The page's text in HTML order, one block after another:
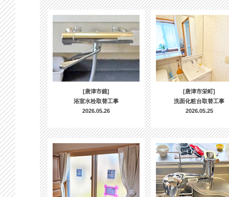
[唐津市鏡]
浴室水栓取替工事
2026.05.26
[唐津市栄町]
洗面化粧台取替工事
2026.05.25